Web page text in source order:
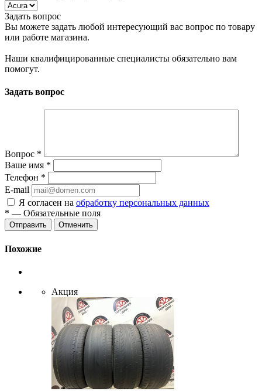
Задать вопрос
Вы можете задать любой интересующий вас вопрос по товару
или работе магазина.
Наши квалифицированные специалисты обязательно вам
помогут.
Задать вопрос
Вопрос *
Ваше имя *
Телефон *
E-mail
Я согласен на обработку персональных данных
* — Обязательные поля
Отменить
Похожие
Акция